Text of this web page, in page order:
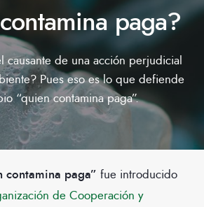
paga?
causante de una acción perjudicial
Pues eso es lo que defiende
“quien contamina paga”.
paga” fue introducido
de Cooperación y